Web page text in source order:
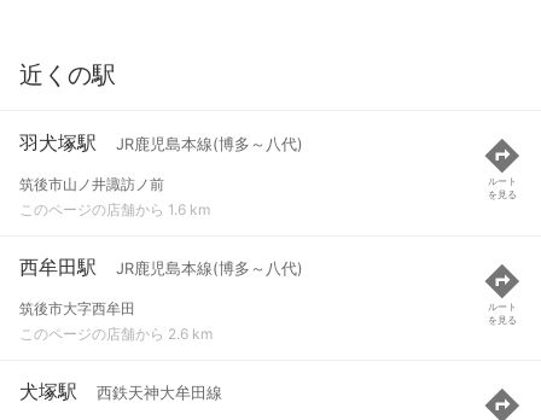
近くの駅
羽犬塚駅 JR鹿児島本線(博多～八代)
筑後市山ノ井諏訪ノ前
このページの店舗から 1.6 km
ルート
を見る
西牟田駅 JR鹿児島本線(博多～八代)
筑後市大字西牟田
このページの店舗から 2.6 km
ルート
を見る
犬塚駅 西鉄天神大牟田線